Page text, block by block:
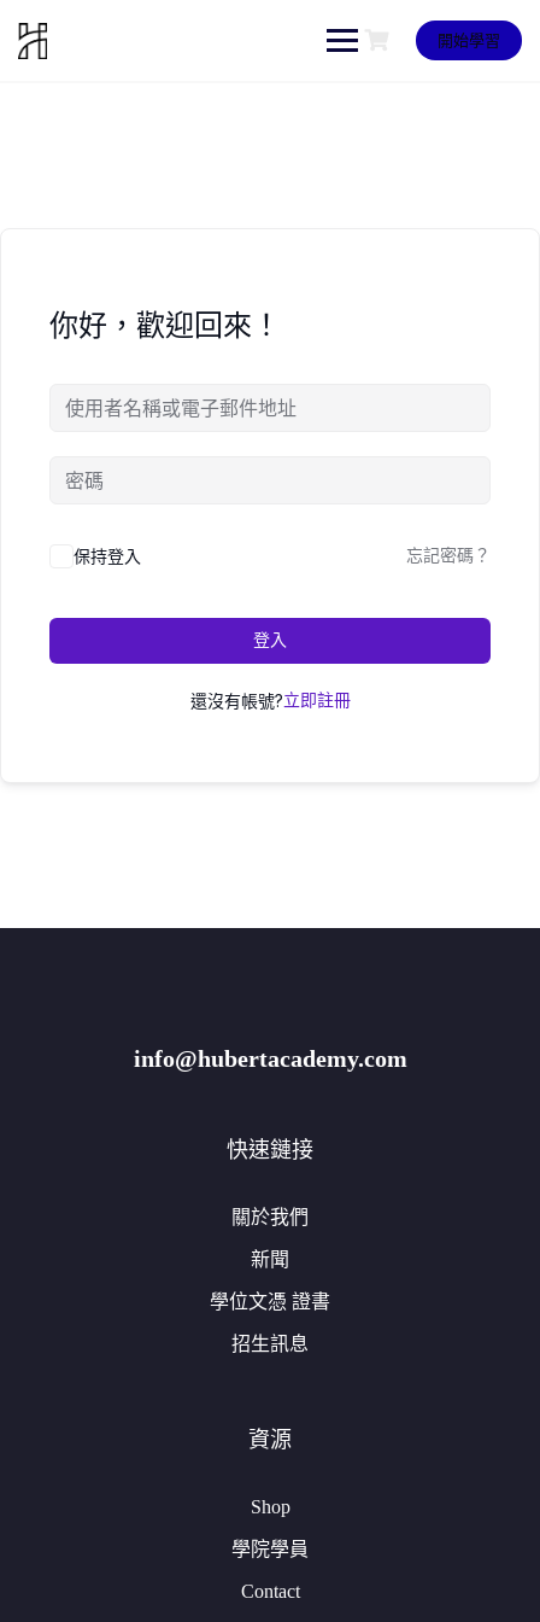
content
開始學習
你好，歡迎回來！
保持登入 忘記密碼？
登入
還沒有帳號?立即註冊
info@hubertacademy.com
快速鏈接
關於我們
新聞
學位文憑 證書
招生訊息
資源
Shop
學院學員
Contact